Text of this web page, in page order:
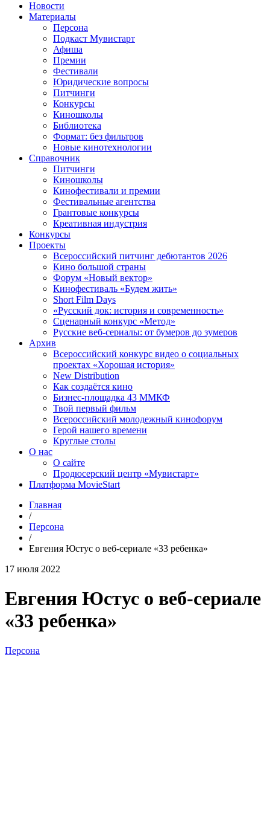
Новости
Материалы
Персона
Подкаст Мувистарт
Афиша
Премии
Фестивали
Юридические вопросы
Питчинги
Конкурсы
Киношколы
Библиотека
Формат: без фильтров
Новые кинотехнологии
Справочник
Питчинги
Киношколы
Кинофестивали и премии
Фестивальные агентства
Грантовые конкурсы
Креативная индустрия
Конкурсы
Проекты
Всероссийский питчинг дебютантов 2026
Кино большой страны
Форум «Новый вектор»
Кинофестиваль «Будем жить»
Short Film Days
«Русский док: история и современность»
Сценарный конкурс «Метод»
Русские веб-сериалы: от бумеров до зумеров
Архив
Всероссийский конкурс видео о социальных
проектах «Хорошая история»
New Distribution
Как создаётся кино
Бизнес-площадка 43 ММКФ
Твой первый фильм
Всероссийский молодежный кинофорум
Герой нашего времени
Круглые столы
О нас
О сайте
Продюсерский центр «Мувистарт»
Платформа MovieStart
Главная
/
Персона
/
Евгения Юстус о веб-сериале «33 ребенка»
17 июля 2022
Евгения Юстус о веб-сериале
«33 ребенка»
Персона